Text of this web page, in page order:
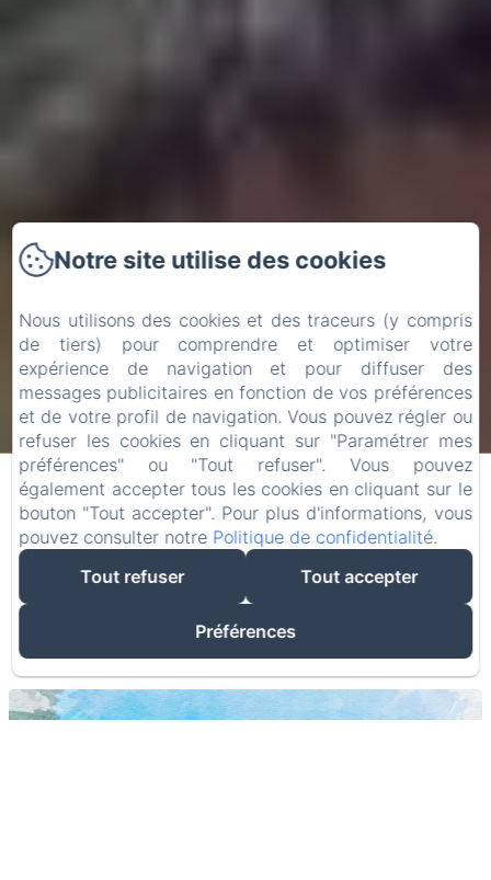
Activités au
Château
Notre site utilise des cookies
Nous utilisons des cookies et des traceurs (y compris
de tiers) pour comprendre et optimiser votre
expérience de navigation et pour diffuser des
messages publicitaires en fonction de vos préférences
et de votre profil de navigation. Vous pouvez régler ou
refuser les cookies en cliquant sur "Paramétrer mes
préférences" ou "Tout refuser". Vous pouvez
également accepter tous les cookies en cliquant sur le
bouton "Tout accepter". Pour plus d'informations, vous
pouvez consulter notre Politique de confidentialité.
Tout refuser
Tout accepter
Préférences